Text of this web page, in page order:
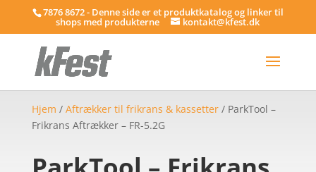
7876 8672 - Denne side er et produktkatalog og linker til
shops med produkterne kontakt@kfest.dk
Hjem / Aftrækker til frikrans & kassetter/ ParkTool –
Frikrans Aftrækker – FR-5.2G